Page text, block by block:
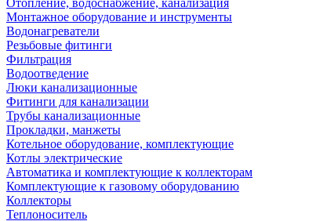
Отопление, водоснабжение, канализация
Монтажное оборудование и инструменты
Водонагреватели
Резьбовые фитинги
Фильтрация
Водоотведение
Люки канализационные
Фитинги для канализации
Трубы канализационные
Прокладки, манжеты
Котельное оборудование, комплектующие
Котлы электрические
Автоматика и комплектующие к коллекторам
Комплектующие к газовому оборудованию
Коллекторы
Теплоноситель